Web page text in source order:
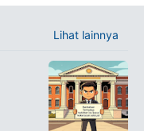
Lihat lainnya